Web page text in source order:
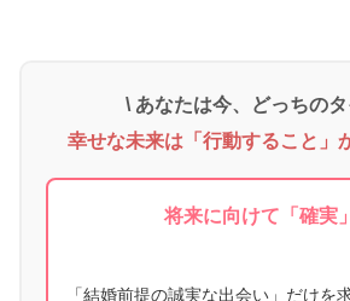
\ あなたは今、どっちの
幸せな未来は「行動すること」
将来に向けて「確実
「結婚前提の誠実な出会い」だけを